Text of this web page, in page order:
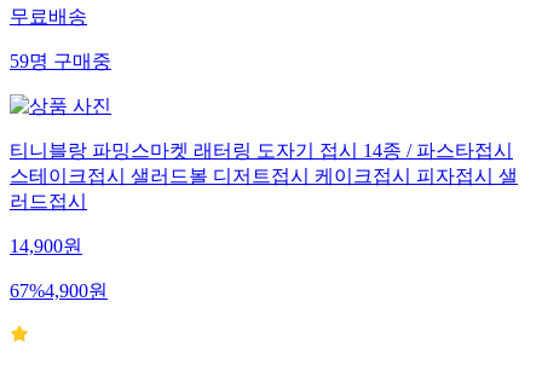
무료배송
59명구매중
티니블랑 파밍스마켓 래터링 도자기 접시 14종 / 파스타접시
스테이크접시 샐러드볼 디저트접시 케이크접시 피자접시 샐
러드접시
14,900원
67%4,900원